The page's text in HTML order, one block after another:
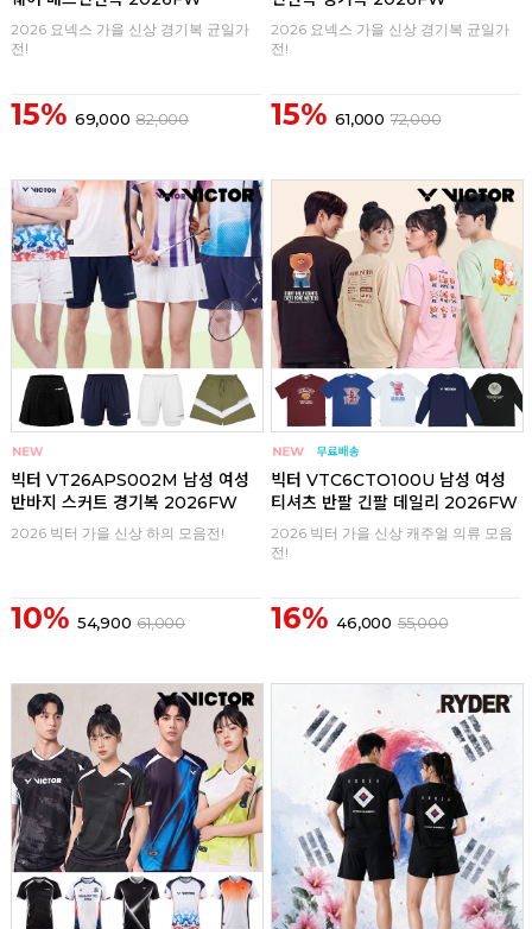
2026 요넥스 가을 신상 경기복 균일가
전!
15% 69,000 82,000
2026 요넥스 가을 신상 경기복 균일가
전!
15% 61,000 72,000
빅터 VT26APS002M 남성 여성
반바지 스커트 경기복 2026FW
2026 빅터 가을 신상 하의 모음전!
10% 54,900 61,000
빅터 VTC6CTO100U 남성 여성
티셔츠 반팔 긴팔 데일리 2026FW
2026 빅터 가을 신상 캐주얼 의류 모음
전!
16% 46,000 55,000